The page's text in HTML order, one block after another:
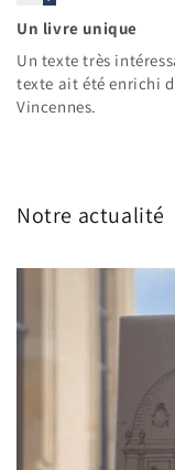
Un livre unique
Un texte très
texte ait été enrichi
Vincennes.
Notre actualité